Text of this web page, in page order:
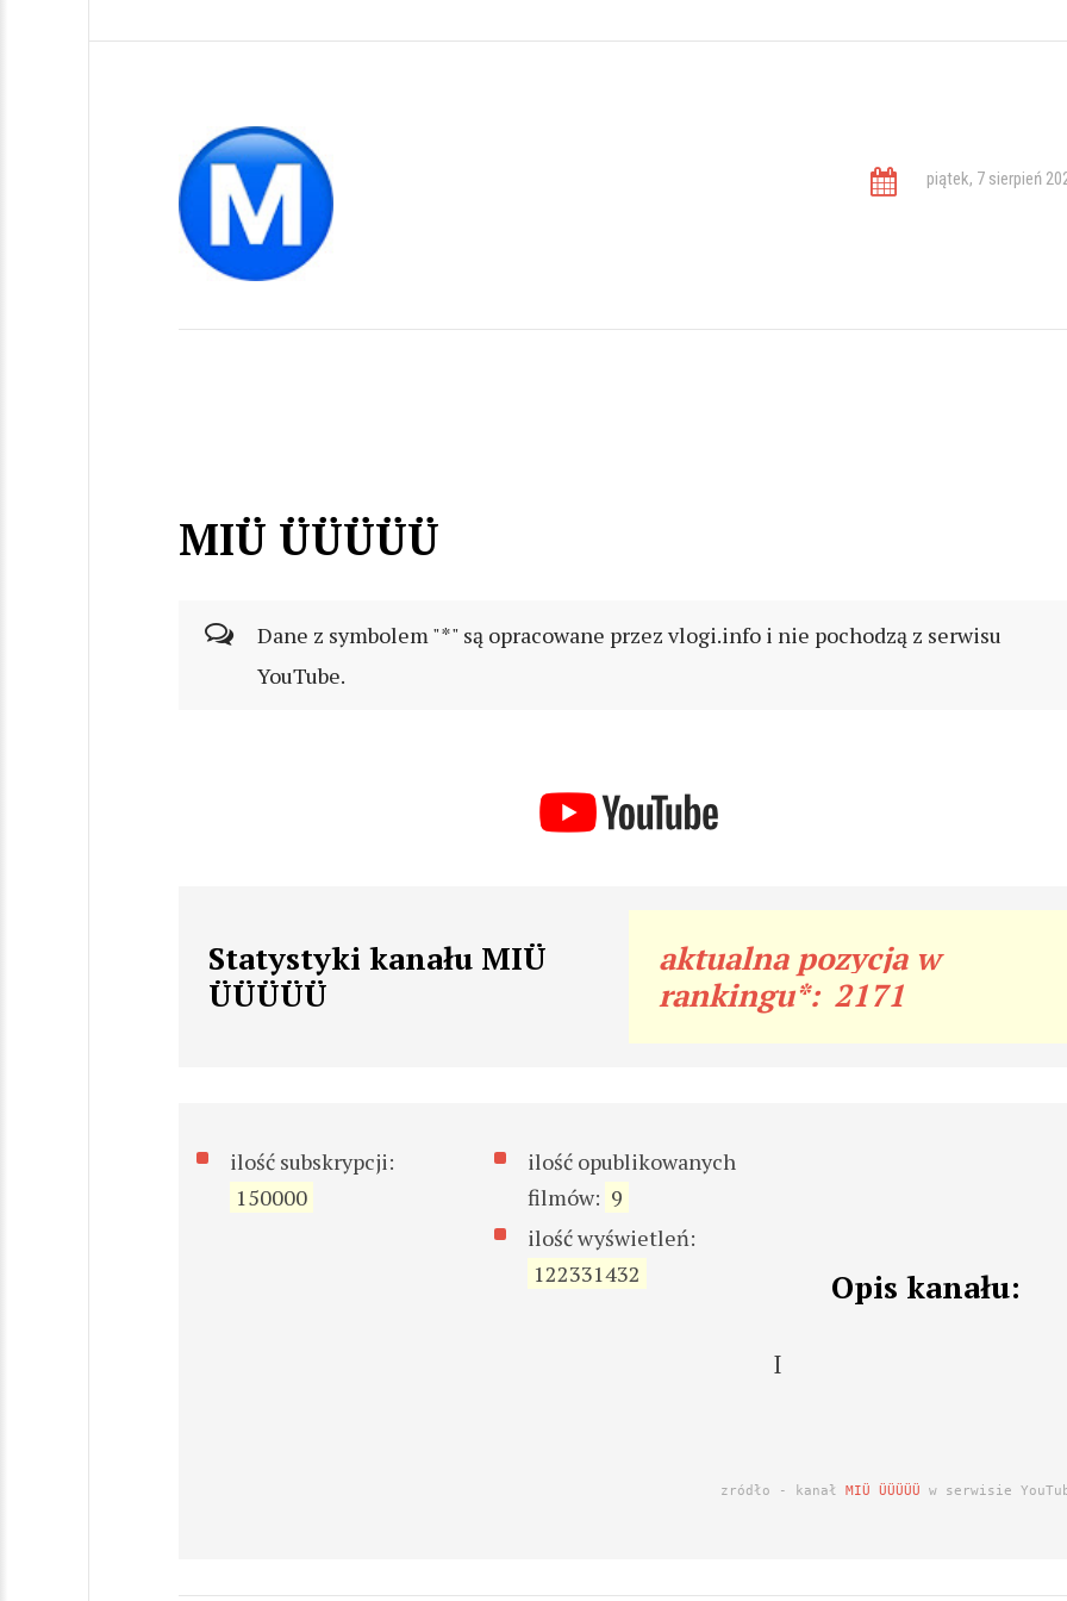
piątek, 7 sierpień
MIÜ ÜÜÜÜÜ
Dane z symbolem "*" są opracowane przez vlogi.info i nie pochodzą z serwisu
YouTube.
Statystyki kanału MIÜ
ÜÜÜÜÜ
aktualna pozycja w
rankingu*: 2171
ilość subskrypcji:
150000
ilość opublikowanych
filmów: 9
ilość wyświetleń:
122331432
Opis kanału:
I
zródło - kanałMIÜ ÜÜÜÜÜ w serwisie